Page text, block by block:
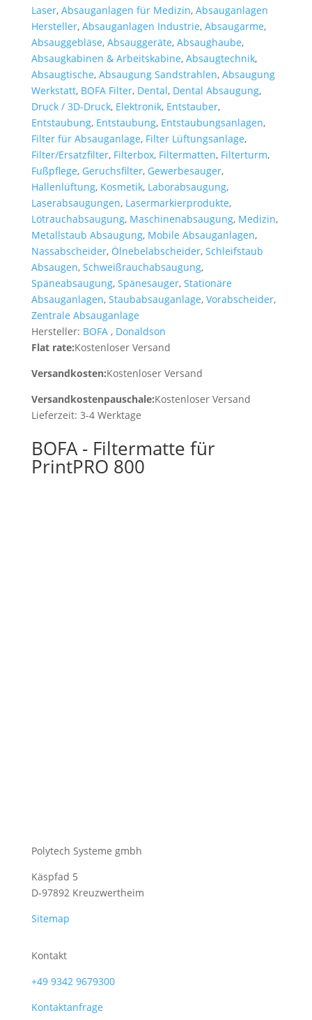
Laser, Absauganlagen für Medizin, Absauganlagen
Hersteller, Absauganlagen Industrie, Absaugarme,
Absauggebläse, Absauggeräte, Absaughaube,
Absaugkabinen & Arbeitskabine, Absaugtechnik,
Absaugtische, Absaugung Sandstrahlen, Absaugung
Werkstatt, BOFA Filter, Dental, Dental Absaugung,
Druck / 3D-Druck, Elektronik, Entstauber,
Entstaubung, Entstaubung, Entstaubungsanlagen,
Filter für Absauganlage, Filter Lüftungsanlage,
Filter/Ersatzfilter, Filterbox, Filtermatten, Filterturm,
Fußpflege, Geruchsfilter, Gewerbesauger,
Hallenlüftung, Kosmetik, Laborabsaugung,
Laserabsaugungen, Lasermarkierprodukte,
Lötrauchabsaugung, Maschinenabsaugung, Medizin,
Metallstaub Absaugung, Mobile Absauganlagen,
Nassabscheider, Ölnebelabscheider, Schleifstaub
Absaugen, Schweißrauchabsaugung,
Späneabsaugung, Spänesauger, Stationäre
Absauganlagen, Staubabsauganlage, Vorabscheider,
Zentrale Absauganlage
Hersteller: BOFA, Donaldson
Flat rate:Kostenloser Versand
Versandkosten:Kostenloser Versand
Versandkostenpauschale:Kostenloser Versand
Lieferzeit: 3-4 Werktage
BOFA - Filtermatte für
PrintPRO 800
Polytech Systeme gmbh
Käspfad 5
D-97892 Kreuzwertheim
Sitemap
Kontakt
+49 9342 9679300
Kontaktanfrage